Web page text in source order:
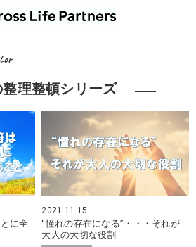
理整頓シリーズ
に全
2021.11.15
“憧れの存在になる”・・・それが
大人の大切な役割